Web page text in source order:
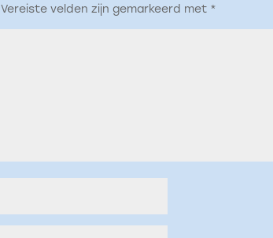
Vereiste velden zijn gemarkeerd met *